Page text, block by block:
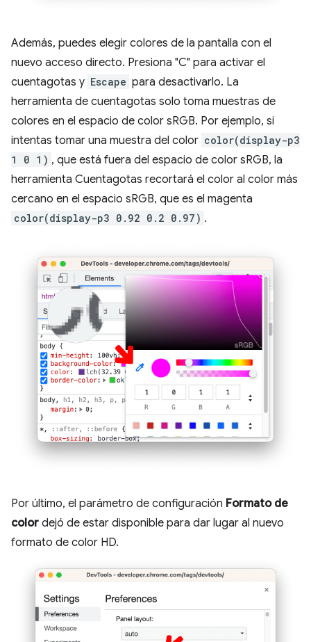
Además, puedes elegir colores de la pantalla con el
nuevo acceso directo. Presiona "C" para activar el
cuentagotas y Escape para desactivarlo. La
herramienta de cuentagotas solo toma muestras de
colores en el espacio de color sRGB. Por ejemplo, si
intentas tomar una muestra del color color(display-p3
1 0 1) , que está fuera del espacio de color sRGB, la
herramienta Cuentagotas recortará el color al color más
cercano en el espacio sRGB, que es el magenta
color(display-p3 0.92 0.2 0.97) .
Por último, el parámetro de configuración Formato de
color dejó de estar disponible para dar lugar al nuevo
formato de color HD.